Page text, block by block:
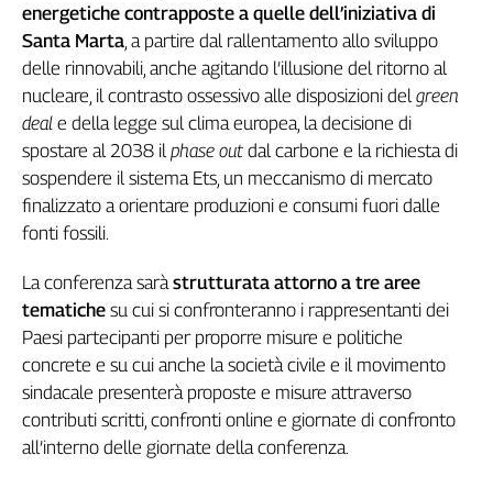
Alto
Adige
Basilicata
Calabria
Campania
Emilia-
Romagna
Friuli
Venezia
Lazio
Liguria
Lombardia
Marche
Piemonte
Puglia
Sardegna
energetiche contrapposte a quelle dell’iniziativa di
Santa Marta, a partire dal rallentamento allo sviluppo
delle rinnovabili, anche agitando l’illusione del ritorno al
nucleare, il contrasto ossessivo alle disposizioni delgreen
deal e della legge sul clima europea, la decisione di
spostare al 2038 ilphase out dal carbone e la richiesta di
sospendere il sistema Ets, un meccanismo di mercato
finalizzato a orientare produzioni e consumi fuori dalle
fonti fossili.
La conferenza saràstrutturata attorno a tre aree
tematiche su cui si confronteranno i rappresentanti dei
Paesi partecipanti per proporre misure e politiche
concrete e su cui anche la società civile e il movimento
sindacale presenterà proposte e misure attraverso
contributi scritti, confronti online e giornate di confronto
all’interno delle giornate della conferenza.